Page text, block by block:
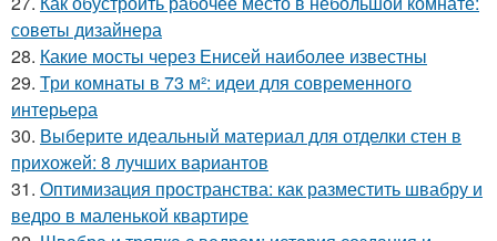
советы дизайнера
28. Какие мосты через Енисей наиболее известны
29. Три комнаты в 73 м²: идеи для современного
интерьера
30. Выберите идеальный материал для отделки стен в
прихожей: 8 лучших вариантов
31. Оптимизация пространства: как разместить швабру и
ведро в маленькой квартире